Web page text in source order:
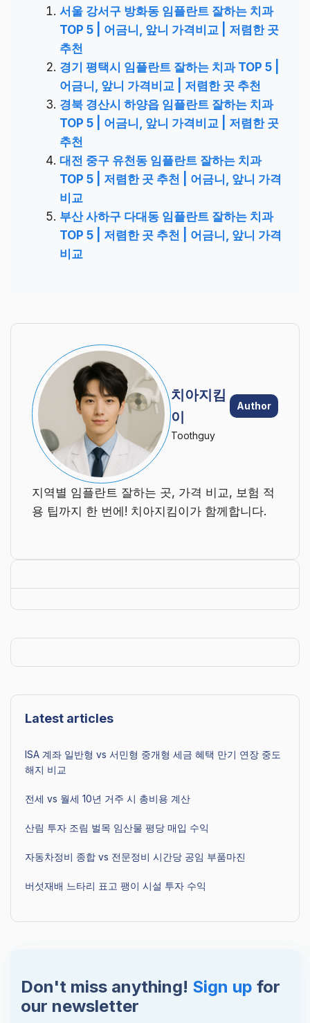
서울 강서구 방화동 임플란트 잘하는 치과
TOP 5 | 어금니, 앞니 가격비교 | 저렴한 곳
추천
경기 평택시 임플란트 잘하는 치과 TOP 5 |
어금니, 앞니 가격비교 | 저렴한 곳 추천
경북 경산시 하양읍 임플란트 잘하는 치과
TOP 5 | 어금니, 앞니 가격비교 | 저렴한 곳
추천
대전 중구 유천동 임플란트 잘하는 치과
TOP 5 | 저렴한 곳 추천 | 어금니, 앞니 가격
비교
부산 사하구 다대동 임플란트 잘하는 치과
TOP 5 | 저렴한 곳 추천 | 어금니, 앞니 가격
비교
치아지킴
이
Author
Toothguy
지역별 임플란트 잘하는 곳, 가격 비교, 보험 적
용 팁까지 한 번에! 치아지킴이가 함께합니다.
Latest articles
ISA 계좌 일반형 vs 서민형 중개형 세금 혜택 만기 연장 중도
해지 비교
전세 vs 월세 10년 거주 시 총비용 계산
산림 투자 조림 벌목 임산물 평당 매입 수익
자동차정비 종합 vs 전문정비 시간당 공임 부품마진
버섯재배 느타리 표고 팽이 시설 투자 수익
Don't miss anything! Sign up for
our newsletter